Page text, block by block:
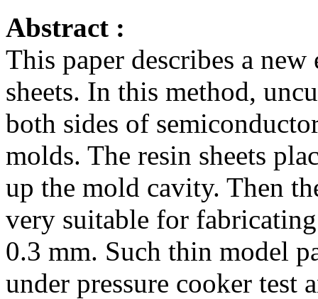
Abstract :
This paper describes a
sheets. In this method,
both sides of
molds. The resin sheets
up the mold cavity. Then
very suitable for
0.3 mm. Such thin model
under pressure cooker test